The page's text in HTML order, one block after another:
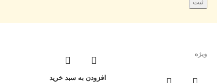
ویژه
افزودن به سبد خرید